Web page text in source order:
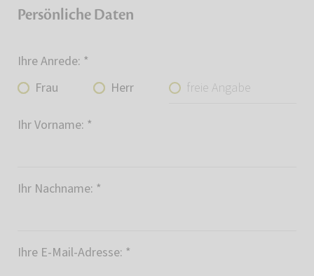
Persönliche Daten
Ihre Anrede: *
Frau
Herr freie Angabe
Ihr Vorname: *
Ihr Nachname: *
Ihre E-Mail-Adresse: *